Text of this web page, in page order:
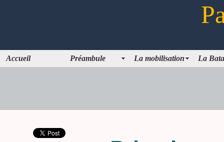
Accueil Préambule La mobilisation La